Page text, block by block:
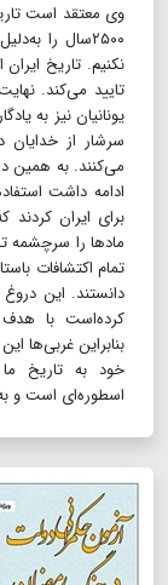
۲۵۰۰سال را
نکنیم. تاریخ
یونانیان نیز به
سرشار از خدایان
می‌کنند. به همین
ادامه داشت
برای ایران
تمام اکتشافات
دانستند. این
کرده‌است با هدف
بنابراین غربی‌ها
خود به تاریخ ما
اسطوره‌ای است و